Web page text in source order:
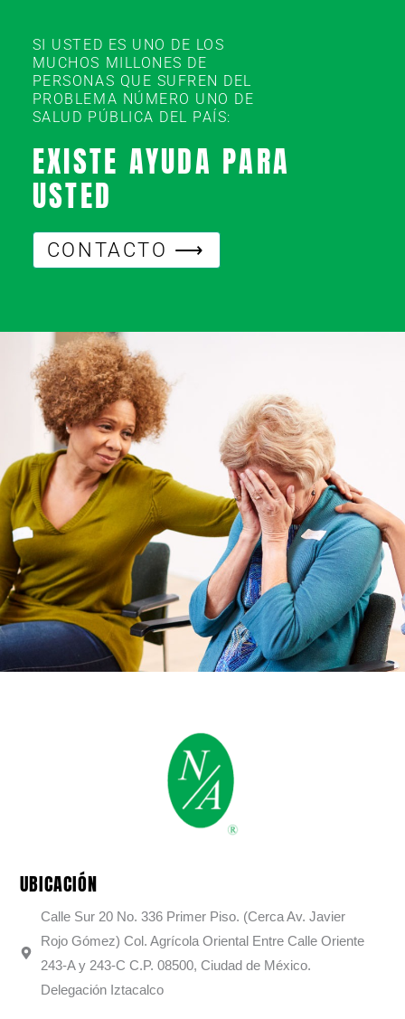
SI USTED ES UNO DE LOS
MUCHOS MILLONES DE
PERSONAS QUE SUFREN DEL
PROBLEMA NÚMERO UNO DE
SALUD PÚBLICA DEL PAÍS:
EXISTE AYUDA PARA
USTED
CONTACTO ⟶
UBICACIÓN
Calle Sur 20 No. 336 Primer Piso. (Cerca Av. Javier
Rojo Gómez) Col. Agrícola Oriental Entre Calle Oriente
243-A y 243-C C.P. 08500, Ciudad de México.
Delegación Iztacalco